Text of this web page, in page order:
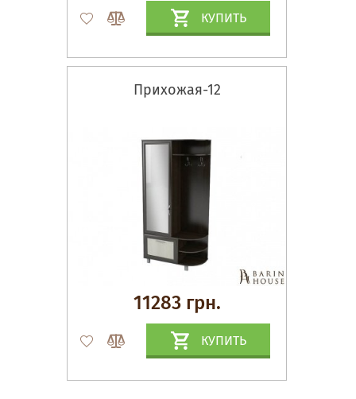
КУПИТЬ
Прихожая-12
11283 грн.
КУПИТЬ